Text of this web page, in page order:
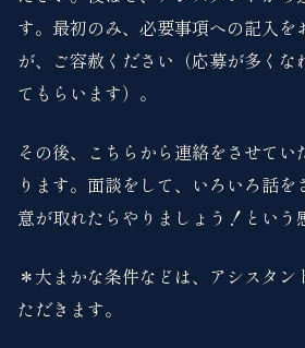
す。最初のみ、必要事項への記入を
が、ご容赦ください（応募が多くな
てもらいます）。
その後、こちらから連絡をさせてい
ります。面談をして、いろいろ話
意が取れたらやりましょう！という
＊大まかな条件などは、アシスタ
ただきます。